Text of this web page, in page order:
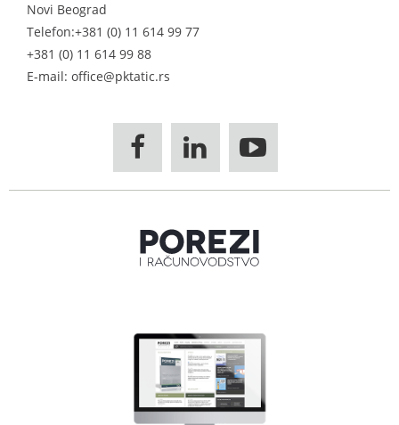
Novi Beograd
Telefon:+381 (0) 11 614 99 77
+381 (0) 11 614 99 88
E-mail: office@pktatic.rs
  